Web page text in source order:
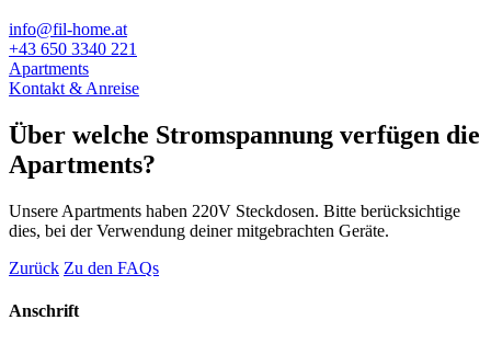
info@fil-home.at
+43 650 3340 221
Apartments
Kontakt & Anreise
Über welche Stromspannung verfügen die
Apartments?
Unsere Apartments haben 220V Steckdosen. Bitte berücksichtige
dies, bei der Verwendung deiner mitgebrachten Geräte.
Zurück Zu den FAQs
Anschrift